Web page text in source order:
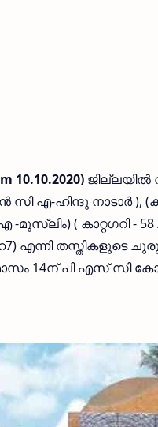
10.10.2020)
എ-ഹിന്ദു നാടാര്‍ ),
( കാറ്റഗറി -
എന്നി തസ്തികളുടെ
14ന് പി എസ് സി